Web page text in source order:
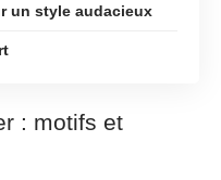
un style audacieux
: motifs et